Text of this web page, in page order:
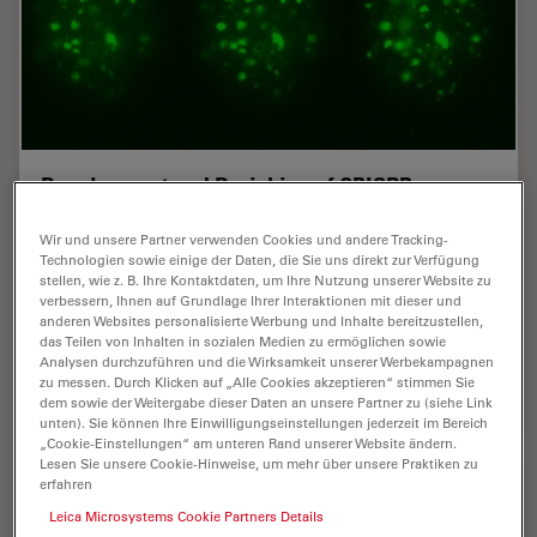
Development and Derisking of CRISPR
This on-demand presentation by Dr. Fyodor Urnov and
Dr. Sadik Kassim, originally delivered at ASGCT 2025,
focused on a critical challenge in genetic medicine: how
to scale CRISPR therapies from…
Jul 31, 2025 Webinar Künstliche Intelligenz
Wir und unsere Partner verwenden Cookies und andere Tracking-
Technologien sowie einige der Daten, die Sie uns direkt zur Verfügung
stellen, wie z. B. Ihre Kontaktdaten, um Ihre Nutzung unserer Website zu
verbessern, Ihnen auf Grundlage Ihrer Interaktionen mit dieser und
anderen Websites personalisierte Werbung und Inhalte bereitzustellen,
das Teilen von Inhalten in sozialen Medien zu ermöglichen sowie
Analysen durchzuführen und die Wirksamkeit unserer Werbekampagnen
zu messen. Durch Klicken auf „Alle Cookies akzeptieren“ stimmen Sie
dem sowie der Weitergabe dieser Daten an unsere Partner zu (siehe Link
unten). Sie können Ihre Einwilligungseinstellungen jederzeit im Bereich
„Cookie-Einstellungen“ am unteren Rand unserer Website ändern.
Lesen Sie unsere Cookie-Hinweise, um mehr über unsere Praktiken zu
erfahren
Leica Microsystems Cookie Partners Details